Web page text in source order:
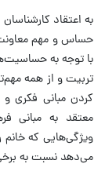
به اعتقاد
حساس و مهم
با توجه به
تربیت و از همه
کردن مبانی فکری
معتقد به مبانی
ویژگی‌هایی که خانم
می‌دهد نسبت به